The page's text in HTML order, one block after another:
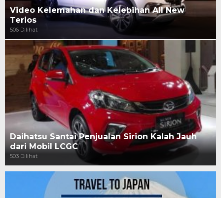
Video Kelemahan dan Kelebihan All New
Terios
506 Dilihat
Daihatsu Santai Penjualan Sirion Kalah Jauh
dari Mobil LCGC
503 Dilihat